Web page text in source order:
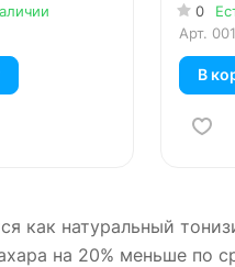
0
Арт.
В
как натуральный
на 20% меньше по